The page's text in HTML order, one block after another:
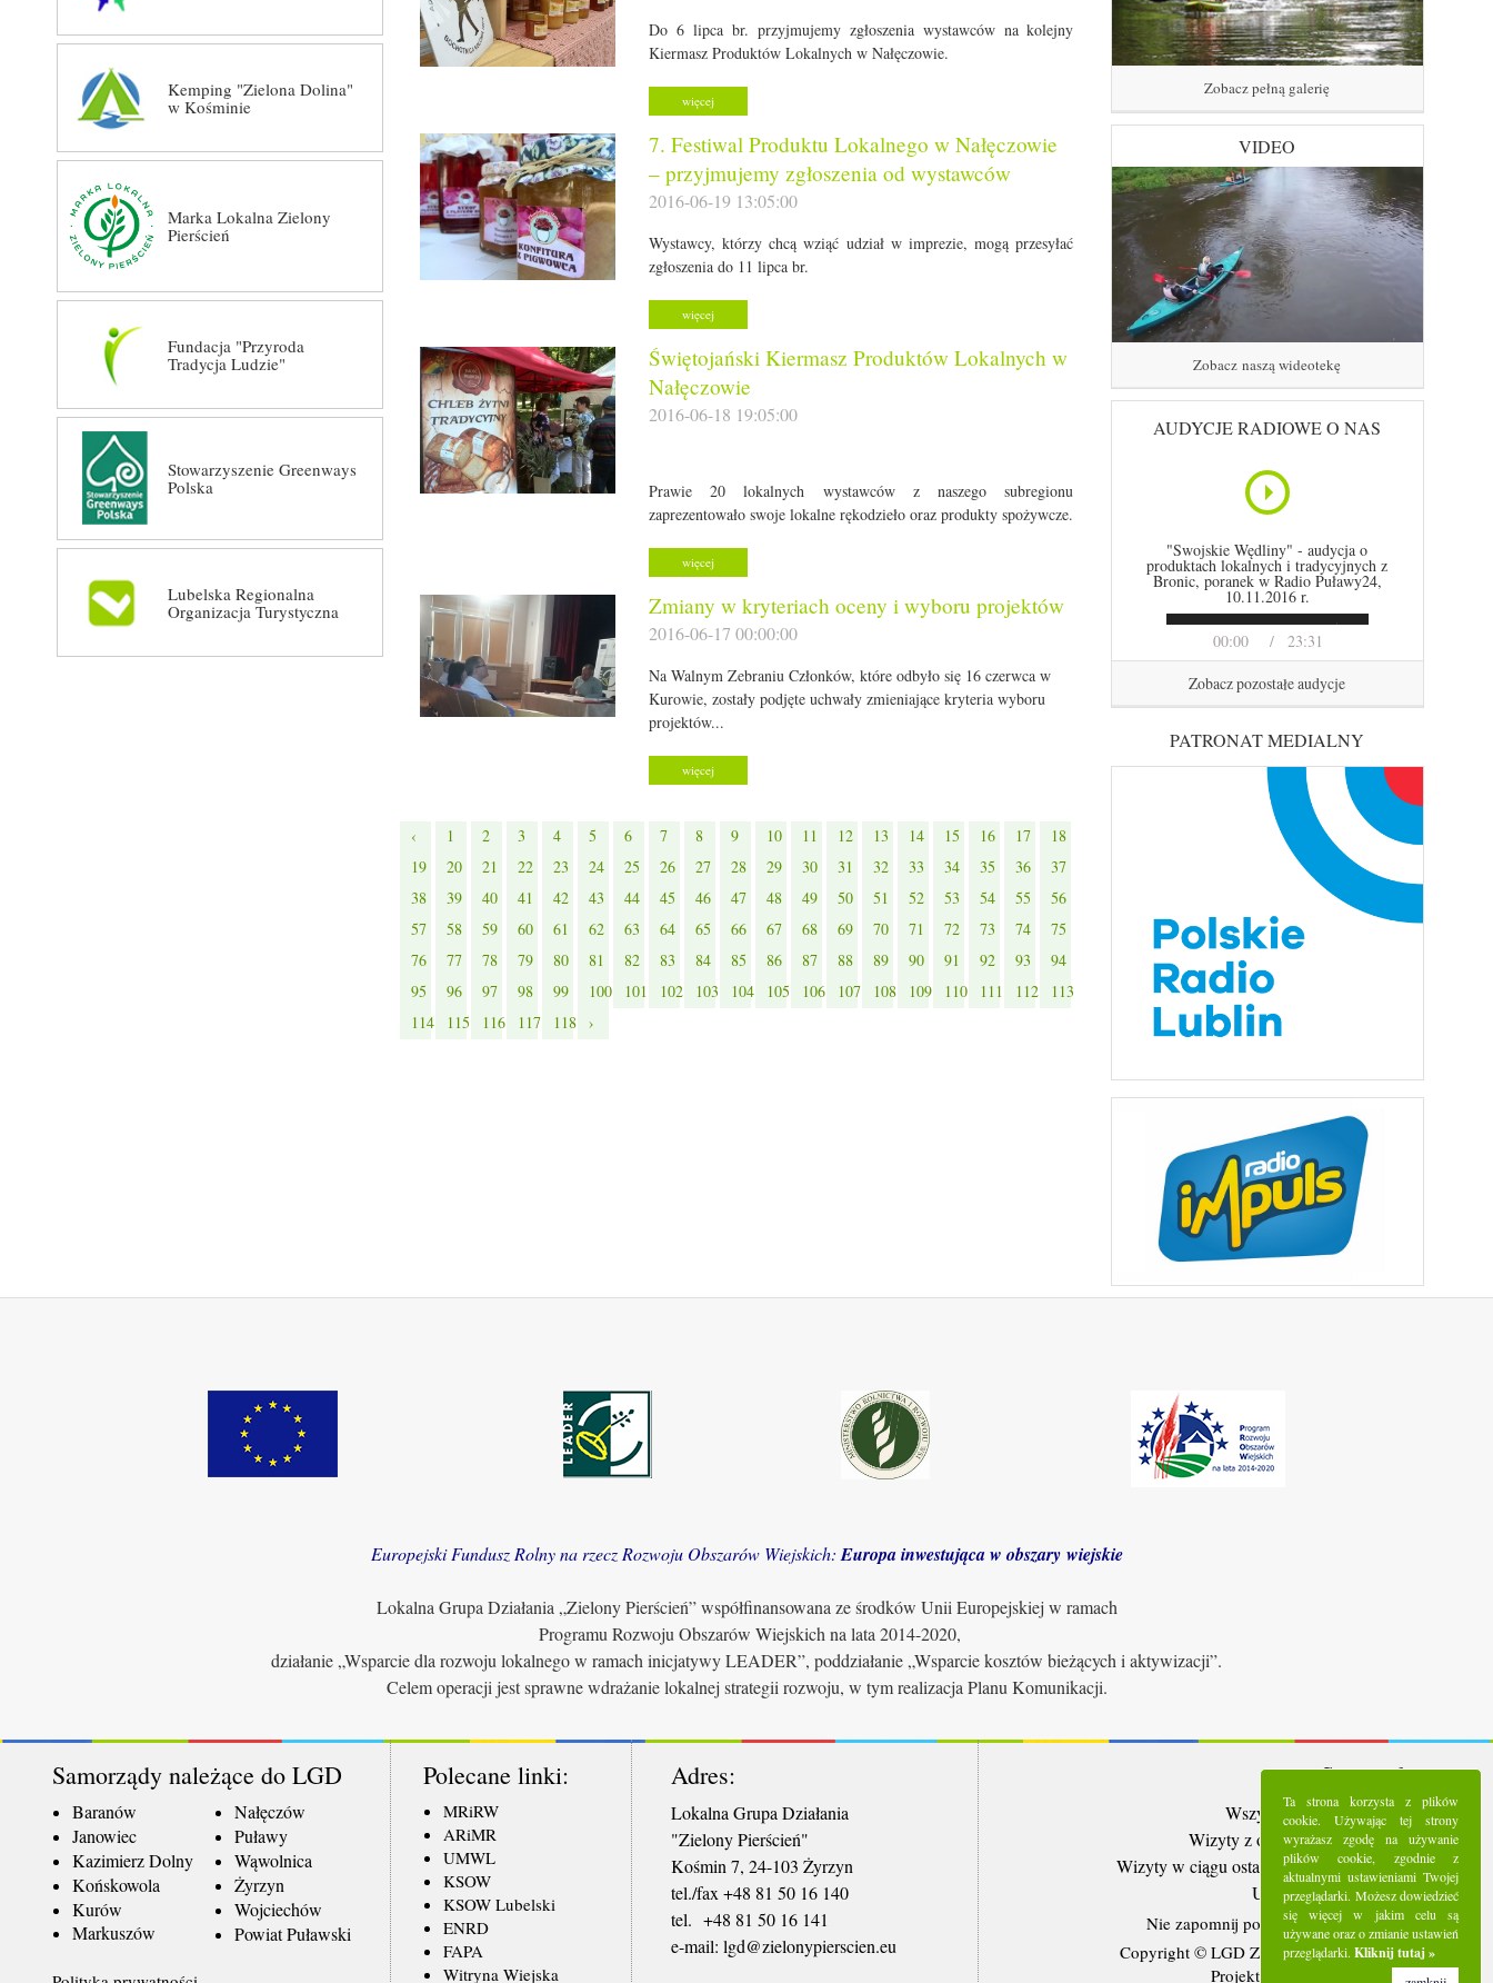
Kemping "Zielona Dolina"
w Kośminie
Marka Lokalna Zielony
Pierścień
Fundacja "Przyroda
Tradycja Ludzie"
Stowarzyszenie Greenways
Polska
Lubelska Regionalna
Organizacja Turystyczna
Do 6 lipca br. przyjmujemy zgłoszenia wystawców na kolejny
Kiermasz Produktów Lokalnych w Nałęczowie.
więcej
7. Festiwal Produktu Lokalnego w Nałęczowie
– przyjmujemy zgłoszenia od wystawców
2016-06-19 13:05:00
Wystawcy, którzy chcą wziąć udział w imprezie, mogą przesyłać
zgłoszenia do 11 lipca br.
więcej
Świętojański Kiermasz Produktów Lokalnych w
Nałęczowie
2016-06-18 19:05:00
Prawie 20 lokalnych wystawców z naszego subregionu
zaprezentowało swoje lokalne rękodzieło oraz produkty spożywcze.
więcej
Zmiany w kryteriach oceny i wyboru projektów
2016-06-17 00:00:00
Na Walnym Zebraniu Członków, które odbyło się 16 czerwca w
Kurowie, zostały podjęte uchwały zmieniające kryteria wyboru
projektów...
więcej
‹ 1 2 3 4 5 6 7 8 9 10 11 12 13 14 15 16 17
18
19
20 21 22 23 24 25 26 27 28 29 30 31 32 33 34 35 36
37
38
39 40 41 42 43 44 45 46 47 48 49 50 51 52 53 54 55
56
57
58 59 60 61 62 63 64 65 66 67 68 69 70 71 72 73 74
75
76
77 78 79 80 81 82 83 84 85 86 87 88 89 90 91 92 93
94
95
96 97 98 99 100 101 102 103 104 105 106 107 108 109 110 111 112
113
114
115 116 117 118 ›
Zobacz pełną galerię
VIDEO
Zobacz naszą wideotekę
AUDYCJE RADIOWE O NAS
00:00 23:31
"Swojskie Wędliny" - audycja o
produktach lokalnych i tradycyjnych z
Bronic, poranek w Radio Puławy24,
10.11.2016 r.
Zobacz pozostałe audycje
PATRONAT MEDIALNY
Europejski Fundusz Rolny na rzecz Rozwoju Obszarów Wiejskich: Europa inwestująca w obszary wiejskie
Lokalna Grupa Działania „Zielony Pierścień” współfinansowana ze środków Unii Europejskiej w ramach
Programu Rozwoju Obszarów Wiejskich na lata 2014-2020,
działanie „Wsparcie dla rozwoju lokalnego w ramach inicjatywy LEADER”, poddziałanie „Wsparcie kosztów bieżących i aktywizacji”.
Celem operacji jest sprawne wdrażanie lokalnej strategii rozwoju, w tym realizacja Planu Komunikacji.
Samorządy należące do LGD
Baranów
Janowiec
Kazimierz Dolny
Końskowola
Kurów
Markuszów
Nałęczów
Puławy
Wąwolnica
Żyrzyn
Wojciechów
Powiat Puławski
Polecane linki:
MRiRW
ARiMR
UMWL
KSOW
KSOW Lubelski
ENRD
FAPA
Witryna Wiejska
Adres:
Lokalna Grupa Działania
"Zielony Pierścień"
Kośmin 7, 24-103 Żyrzyn
tel./fax +48 81 50 16 140
tel. +48 81 50 16 141
​e-mail: lgd@zielonypierscien.eu
Statystyki:
Wszystkie wizyty: 5285516
Wizyty z ostatnich 30 dni: 91393
Wizyty w ciągu ostatniego tygodnia:
25519
Użytkownicy online: 11
Nie zapomnij polubić nas na Facebooku
Copyright © LGD Zielony Pierścień - 2016.
Projekt i wykonanie - Freeline.
Ta strona korzysta z plików
cookie. Używając tej strony
wyrażasz zgodę na używanie
plików cookie, zgodnie z
aktualnymi ustawieniami Twojej
przeglądarki. Możesz dowiedzieć
się więcej w jakim celu są
używane oraz o zmianie ustawień
przeglądarki. Kliknij tutaj »